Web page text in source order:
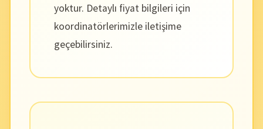
yoktur. Detaylı fiyat bilgileri için
koordinatörlerimizle iletişime
geçebilirsiniz.